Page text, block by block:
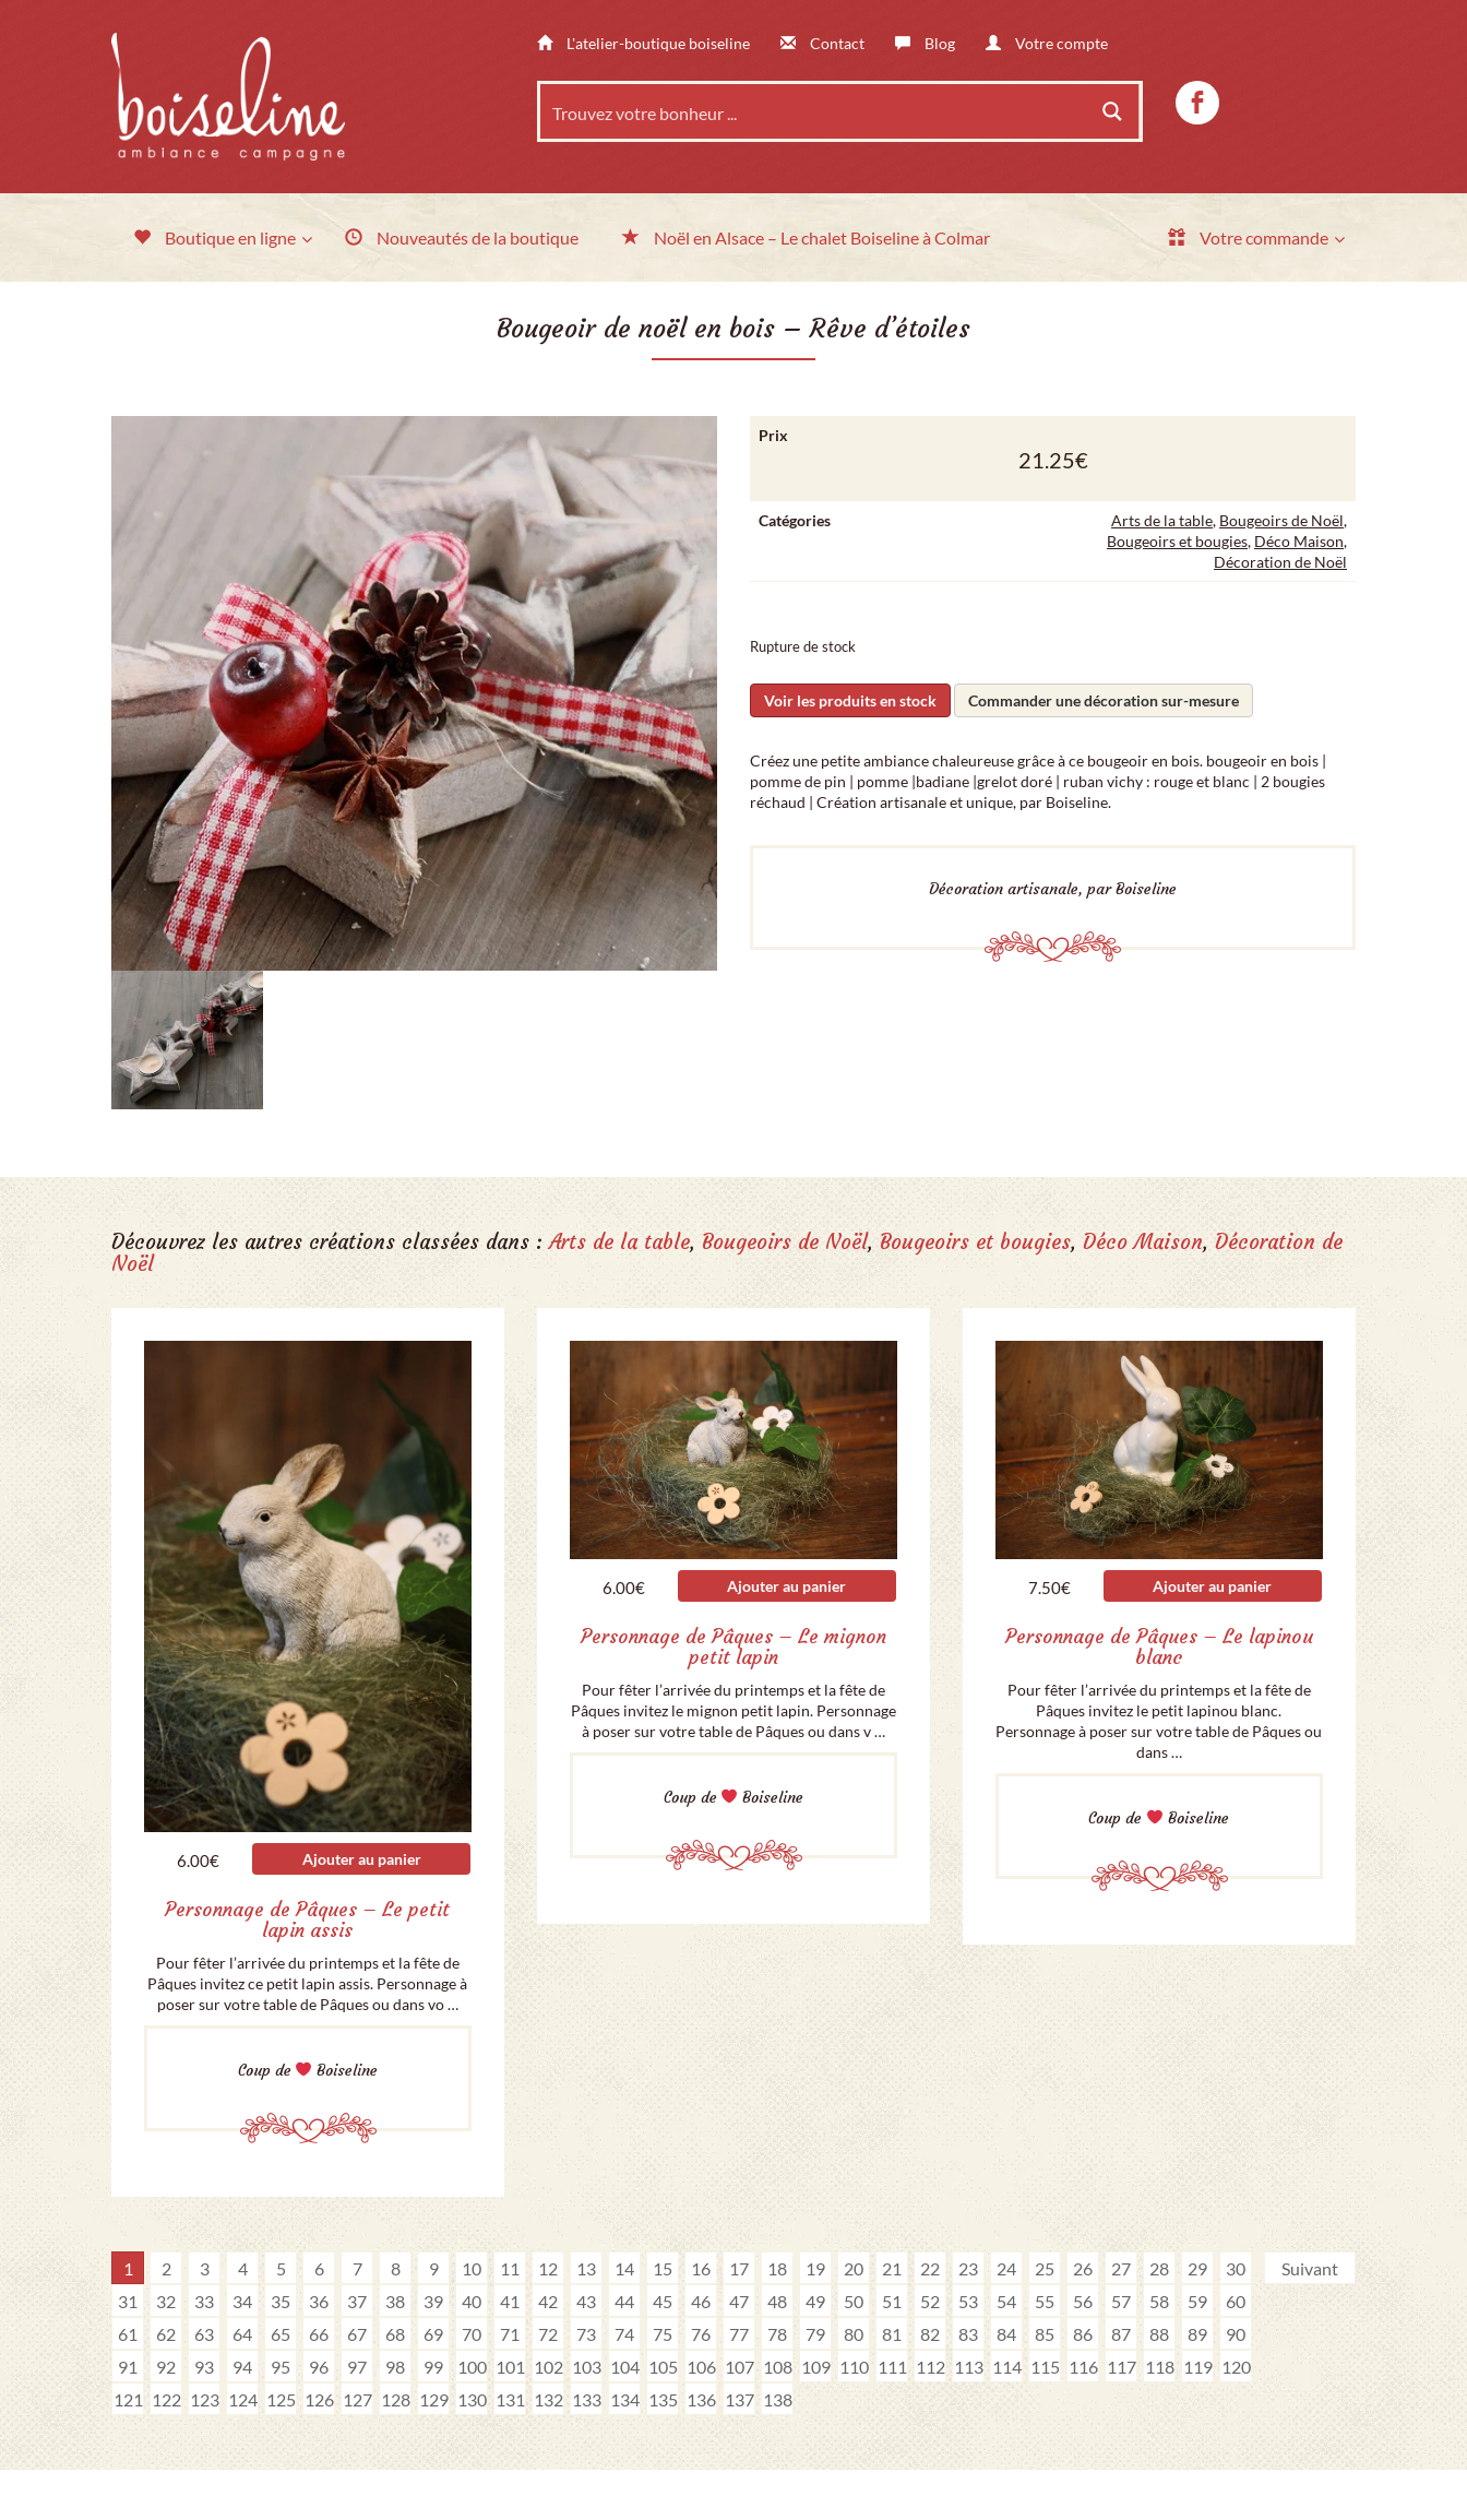
L'atelier-boutique boiseline Contact Blog Votre compte
Boutique en ligne Nouveautésde la boutique Noël en Alsace – Le chalet Boiseline à Colmar Votre commande
Bougeoir de noël en bois – Rêve d’étoiles
Prix
21.25€
Catégories Arts de la table, Bougeoirs de Noël,
Bougeoirs et bougies, Déco Maison,
Décoration de Noël
Rupture de stock
Voir les produits en stock Commander une décoration sur-mesure
Créez une petite ambiance chaleureuse grâce à ce bougeoir en bois. bougeoir en bois |
pomme de pin | pomme |badiane |grelot doré | ruban vichy : rouge et blanc | 2 bougies
réchaud | Création artisanale et unique, par Boiseline.
Décoration artisanale, par Boiseline
Découvrez les autres créations classées dans :Arts de la table, Bougeoirs de Noël, Bougeoirs et bougies, Déco Maison, Décoration de
Noël
6.00€ Ajouter au panier
Personnage de Pâques – Le petit
lapin assis
Pour fêter l’arrivée du printemps et la fête de
Pâques invitez ce petit lapin assis. Personnage à
poser sur votre table de Pâques ou dans vo …
Coup de Boiseline
6.00€ Ajouter au panier
Personnage de Pâques – Le mignon
petit lapin
Pour fêter l’arrivée du printemps et la fête de
Pâques invitez le mignon petit lapin. Personnage
à poser sur votre table de Pâques ou dans v …
Coup de Boiseline
7.50€ Ajouter au panier
Personnage de Pâques – Le lapinou
blanc
Pour fêter l’arrivée du printemps et la fête de
Pâques invitez le petit lapinou blanc.
Personnage à poser sur votre table de Pâques ou
dans …
Coup de Boiseline
1 2 3 4 5 6 7 8 9 10 11 12 13 14 15 16 17 18 19 20 21 22 23 24 25 26 27 28 29
30
31
32 33 34 35 36 37 38 39 40 41 42 43 44 45 46 47 48 49 50 51 52 53 54 55 56 57 58 59
60
61
62 63 64 65 66 67 68 69 70 71 72 73 74 75 76 77 78 79 80 81 82 83 84 85 86 87 88 89
90
91
92 93 94 95 96 97 98 99 100 101 102 103 104 105 106 107 108 109 110 111 112 113 114 115 116 117 118 119 120
121
122 123 124 125 126 127 128 129 130 131 132 133 134 135 136 137 138
Suivant